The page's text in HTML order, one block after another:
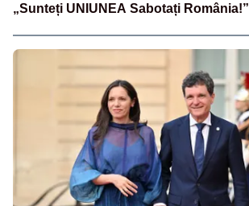
„Sunteți UNIUNEA Sabotați România!”